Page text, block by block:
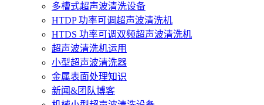
多槽式超声波清洗设备
HTDP 功率可调超声波清洗机
HTDS 功率可调双频超声波清洗机
超声波清洗机运用
小型超声波清洗器
金属表面处理知识
新闻&团队博客